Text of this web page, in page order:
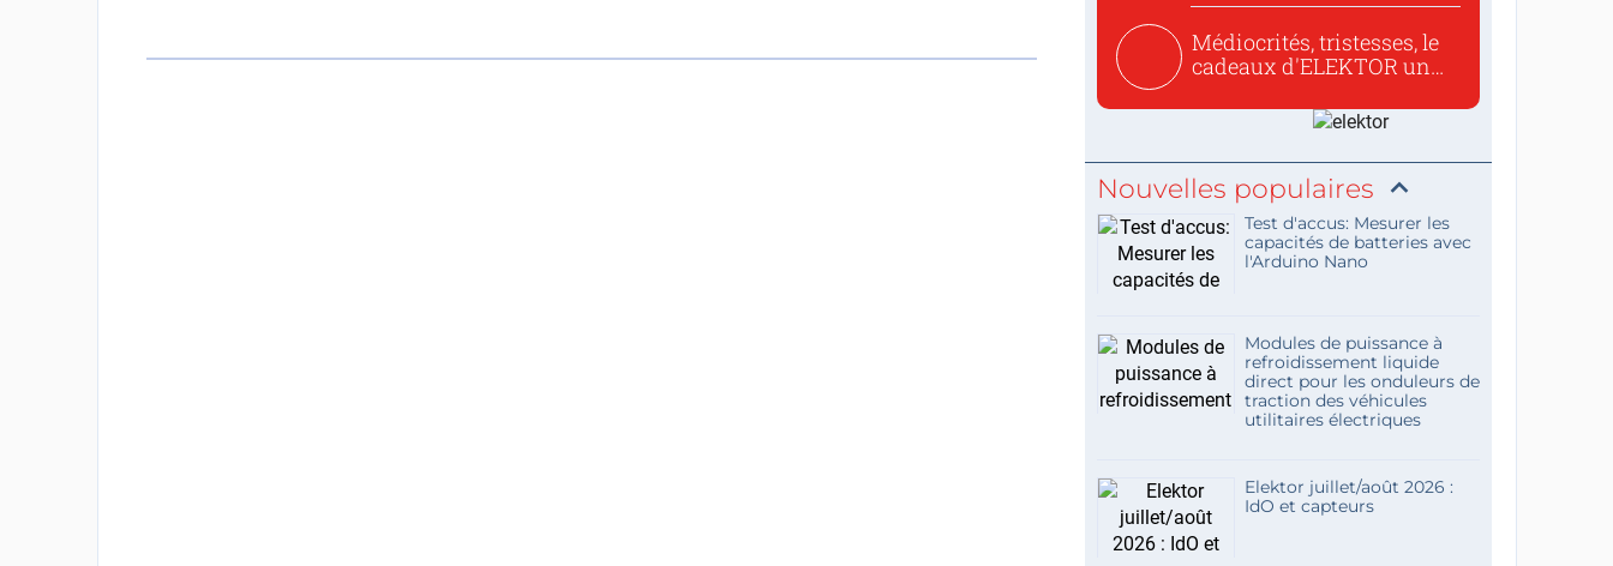
Médiocrités, tristesses, le
cadeaux d'ELEKTOR un
Nouvelles populaires
Test d'accus: Mesurer les
capacités de batteries avec
l'Arduino Nano
Modules de puissance à
refroidissement liquide
direct pour les onduleurs de
traction des véhicules
utilitaires électriques
Elektor juillet/août 2026 :
IdO et capteurs